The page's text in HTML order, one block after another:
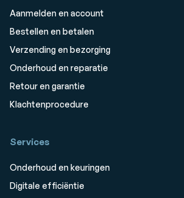
Aanmelden en account
Bestellen en betalen
Verzending en bezorging
Onderhoud en reparatie
Retour en garantie
Klachtenprocedure
Services
Onderhoud en keuringen
Digitale efficiëntie